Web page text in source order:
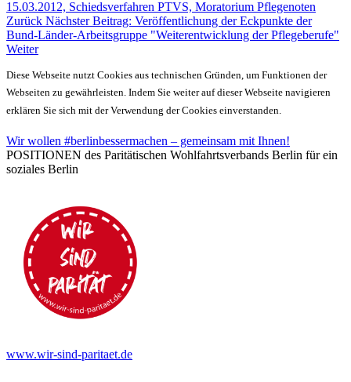
15.03.2012, Schiedsverfahren PTVS, Moratorium Pflegenoten
Zurück Nächster Beitrag: Veröffentlichung der Eckpunkte der
Bund-Länder-Arbeitsgruppe "Weiterentwicklung der Pflegeberufe"
Weiter
Diese Webseite nutzt Cookies aus technischen Gründen, um Funktionen der
Webseiten zu gewährleisten. Indem Sie weiter auf dieser Webseite navigieren
erklären Sie sich mit der Verwendung der Cookies einverstanden.
Wir wollen #berlinbessermachen – gemeinsam mit Ihnen!
POSITIONEN des Paritätischen Wohlfahrtsverbands Berlin für ein
soziales Berlin
www.wir-sind-paritaet.de